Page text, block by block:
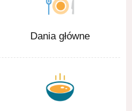
Dania główne